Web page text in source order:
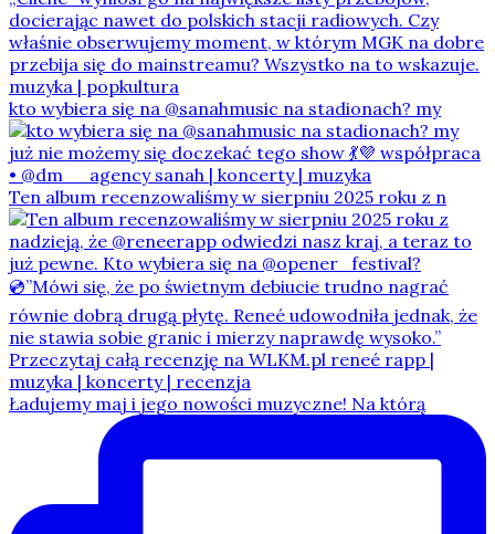
kto wybiera się na @sanahmusic na stadionach? my
Ten album recenzowaliśmy w sierpniu 2025 roku z n
Ładujemy maj i jego nowości muzyczne! Na którą